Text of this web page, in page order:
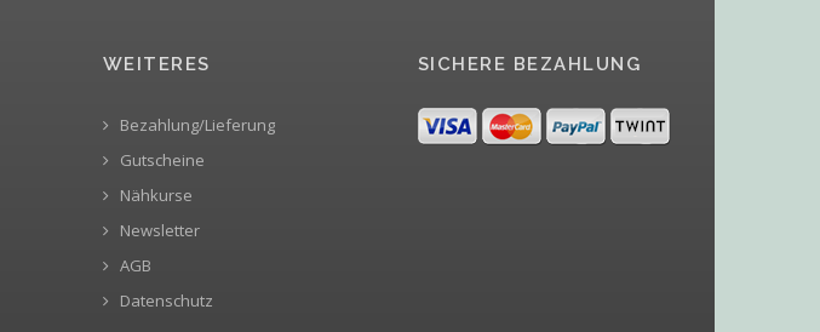
WEITERES
Bezahlung/Lieferung
Gutscheine
Nähkurse
Newsletter
AGB
Datenschutz
SICHERE BEZAHLUNG